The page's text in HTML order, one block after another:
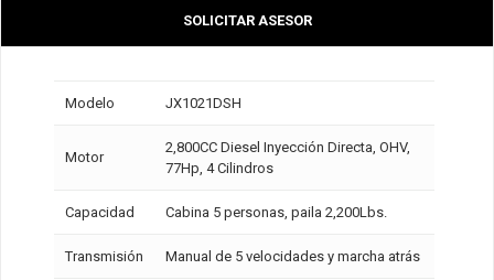
SOLICITAR ASESOR
Modelo JX1021DSH
Motor
2,800CC Diesel Inyección Directa, OHV,
77Hp, 4 Cilindros
Capacidad Cabina 5 personas, paila 2,200Lbs.
Transmisión Manual de 5 velocidades y marcha atrás